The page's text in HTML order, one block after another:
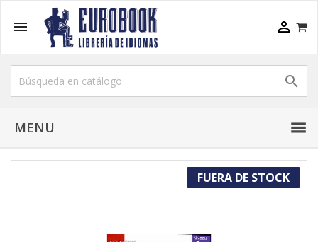
 

MENU
FUERA DE STOCK